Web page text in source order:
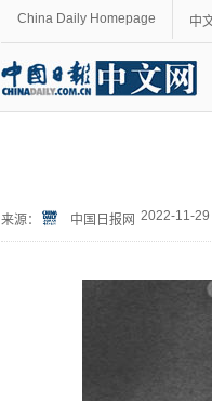
China Daily Homepage 中
来源： 中国日报网 2022-11-